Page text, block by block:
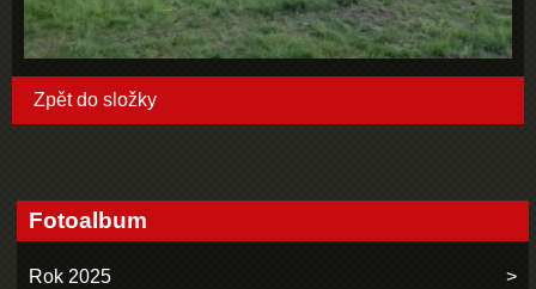
Zpět do složky
Fotoalbum
Rok 2025